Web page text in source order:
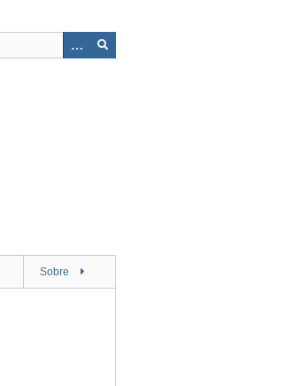
Sobre